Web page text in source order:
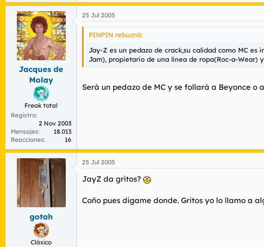
Jacques de
Molay
Freak total
Registro
2 Nov 2003
Mensajes
18.013
Reacciones
16
25 Jul 2005
PINPIN rebuznó:
Jay-Z es un pedazo de crack,su calidad como MC
Jam), propietario de una linea de ropa(Roc-a-Wear)
Será un pedazo de MC y se follará a Beyonce
gotah
Clásico
25 Jul 2005
JayZ da gritos?
Coño pues digame donde. Gritos yo lo llamo a